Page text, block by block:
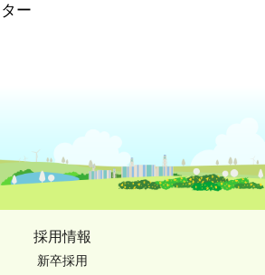
ー
採用情報
新卒採用